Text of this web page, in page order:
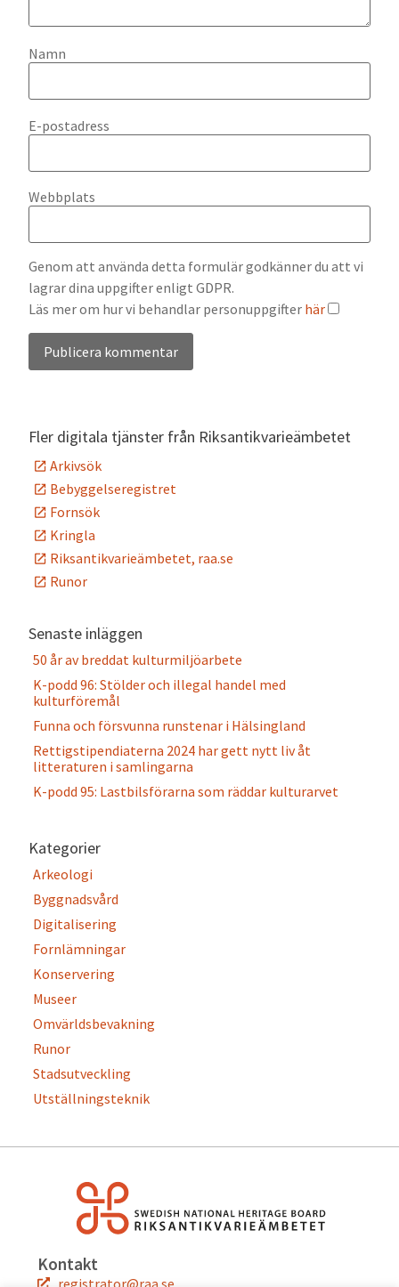
Namn
E-postadress
Webbplats
Genom att använda detta formulär godkänner du att vi
lagrar dina uppgifter enligt GDPR.
Läs mer om hur vi behandlar personuppgifter här
Fler digitala tjänster från Riksantikvarieämbetet
Arkivsök
Bebyggelseregistret
Fornsök
Kringla
Riksantikvarieämbetet, raa.se
Runor
Senaste inläggen
50 år av breddat kulturmiljöarbete
K-podd 96: Stölder och illegal handel med
kulturföremål
Funna och försvunna runstenar i Hälsingland
Rettigstipendiaterna 2024 har gett nytt liv åt
litteraturen i samlingarna
K-podd 95: Lastbilsförarna som räddar kulturarvet
Kategorier
Arkeologi
Byggnadsvård
Digitalisering
Fornlämningar
Konservering
Museer
Omvärldsbevakning
Runor
Stadsutveckling
Utställningsteknik
Kontakt
registrator@raa.se